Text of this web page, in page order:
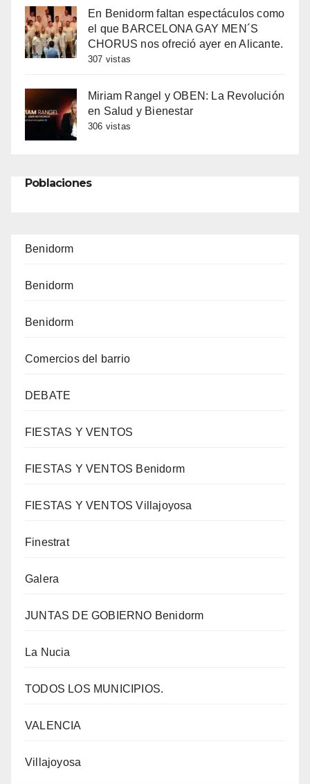
En Benidorm faltan espectáculos como
el que BARCELONA GAY MEN´S
CHORUS nos ofreció ayer en Alicante.
307 vistas
Miriam Rangel y OBEN: La Revolución
en Salud y Bienestar
306 vistas
Poblaciones
Benidorm
Benidorm
Benidorm
Comercios del barrio
DEBATE
FIESTAS Y VENTOS
FIESTAS Y VENTOS Benidorm
FIESTAS Y VENTOS Villajoyosa
Finestrat
Galera
JUNTAS DE GOBIERNO Benidorm
La Nucia
TODOS LOS MUNICIPIOS.
VALENCIA
Villajoyosa